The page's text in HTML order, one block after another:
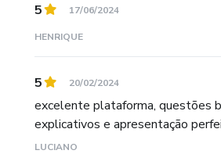
5 17/06/2024
HENRIQUE
5 20/02/2024
excelente plataforma, questões
explicativos e apresentação
LUCIANO